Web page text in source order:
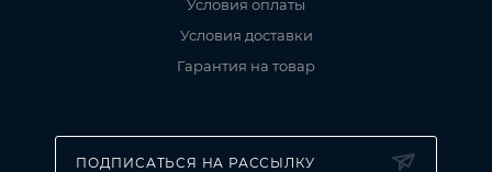
Условия оплаты
Условия доставки
Гарантия на товар
ПОДПИСАТЬСЯ НА РАССЫЛКУ